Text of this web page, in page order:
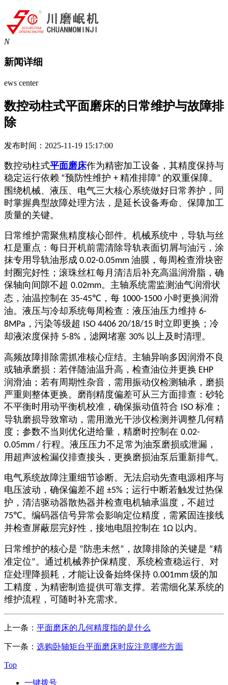
N
新闻详细
ews center
数控动柱式平面磨床的日常维护与故障排
除
发布时间：2025-11-19 15:17:00
数控动柱式平面磨床作为精密加工设备，其精度保持与
稳定运行依赖 “预防性维护 + 精准排障” 的双重保障。
围绕机械、液压、电气三大核心系统做好日常养护，同
时掌握典型故障处理方法，是延长设备寿命、保障加工
质量的关键。
日常维护需聚焦精度核心部件。机械系统中，导轨与丝
杠是重点：每日开机前需清除导轨表面切屑与油污，涂
抹专用导轨油形成 0.02-0.05mm 油膜，每周检查滑块密
封圈完好性；滚珠丝杠每月清洁后补充高温润滑脂，确
保轴向间隙不超 0.02mm。主轴系统需监测油气润滑状
态，油温控制在 35-45℃ ，每 1000-1500 小时更换润滑
油。液压与冷却系统每周检查：液压油压力维持 6-
8MPa ，污染等级超 ISO 4406 20/18/15 时立即更换；冷
却液浓度保持 5-8% ，滤网堵塞 30% 以上及时清理。
高频故障排除需抓准核心症结。主轴异响多因润滑不良
或轴承磨损：若伴随油温升高，检查油位并更换 EHP
润滑油；若有周期性杂音，需用振动仪检测轴承，磨损
严重则整体更换。磨削精度偏差可从三方面排查：砂轮
不平衡时用动平衡机校准，确保振动值符合 ISO 标准；
导轨磨损导致窜动，需用激光干涉仪检测并调整几何精
度；参数不当则优化进给量，精磨时控制在 0.02-
0.05mm / 行程。液压压力不足常为油泵磨损或泄漏，
用超声波检漏仪排查接头，更换磨损油泵后重新排气。
电气系统故障注重细节诊断。无法启动先查电源相序与
电压波动，确保偏差不超 ±5% ；运行中断若触发过热保
护，清洁驱动器散热器并检查电机轴承温度，不超过
75℃。编码器信号异常会影响定位精度，需紧固连接线
并检查屏蔽层完好性，接地电阻控制在 1Ω 以内。
日常维护的核心是 “防患未然” ，故障排除的关键是 “精
准定位”。通过机械养护保精度、系统检查稳运行、对
症处理降损耗，才能让设备始终保持 0.001mm 级的加
工精度，为精密制造提供可靠支撑。若需细化某系统的
维护流程，可随时补充需求。
上一条： 平面磨床的几何精度指的是什么
下一条： 选购卧轴矩台平面磨床时应注意哪些方面
Top
一键拨号